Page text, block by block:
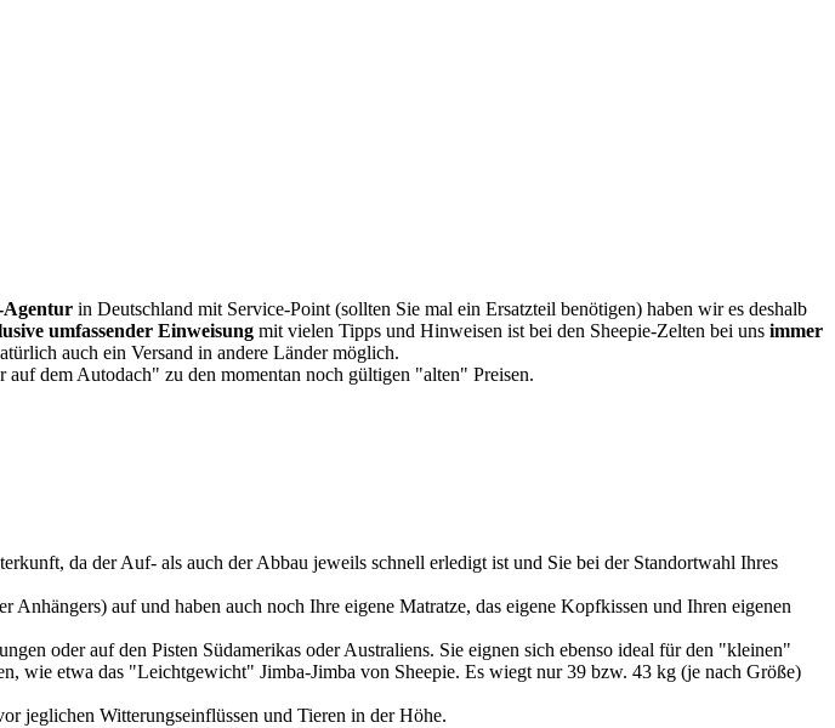
Agentur in Deutschland mit Service-Point (sollten Sie mal ein Ersatzteil benötigen) haben wir es deshalb
umfassender Einweisung mit vielen Tipps und Hinweisen ist bei den Sheepie-Zelten bei uns immer
auch ein Versand in andere Länder möglich.
dem Autodach" zu den momentan noch gültigen "alten" Preisen.
da der Auf- als auch der Abbau jeweils schnell erledigt ist und Sie bei der Standortwahl Ihres
auf und haben auch noch Ihre eigene Matratze, das eigene Kopfkissen und Ihren eigenen
oder auf den Pisten Südamerikas oder Australiens. Sie eignen sich ebenso ideal für den "kleinen"
wie etwa das "Leichtgewicht" Jimba-Jimba von Sheepie. Es wiegt nur 39 bzw. 43 kg (je nach Größe)
jeglichen Witterungseinflüssen und Tieren in der Höhe.